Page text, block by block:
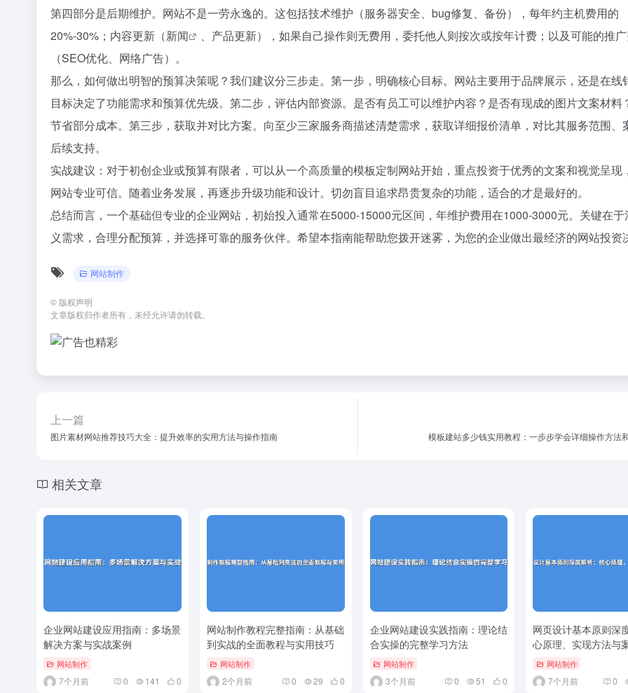
第四部分是后期维护。网站不是一劳永逸的。这包括技术维护（服务器安全、bug修复、备份），每年约主机费用的
20%-30%；内容更新（新闻
、产品更新），如果自己操作则无费用，委托他人则按次或按年计费；以及可能的推
（SEO优化、网络广告）。
那么，如何做出明智的预算决策呢？我们建议分三步走。第一步，明确核心目标。网站主要用于品牌展示，还是在线
目标决定了功能需求和预算优先级。第二步，评估内部资源。是否有员工可以维护内容？是否有现成的图片文案材料
节省部分成本。第三步，获取并对比方案。向至少三家服务商描述清楚需求，获取详细报价清单，对比其服务范围、
后续支持。
实战建议：对于初创企业或预算有限者，可以从一个高质量的模板定制网站开始，重点投资于优秀的文案和视觉呈现
网站专业可信。随着业务发展，再逐步升级功能和设计。切勿盲目追求昂贵复杂的功能，适合的才是最好的。
总结而言，一个基础但专业的企业网站，初始投入通常在5000-15000元区间，年维护费用在1000-3000元。关键在于
义需求，合理分配预算，并选择可靠的服务伙伴。希望本指南能帮助您拨开迷雾，为您的企业做出最经济的网站投资
网站制作
© 版权声明
文章版权归作者所有，未经允许请勿转载。
上一篇
图片素材网站推荐技巧大全：提升效率的实用方法与操作指南 模板建站多少钱实用教程：一步步学会详细操作方法
相关文章
企业网站建设应用指南：多场景
解决方案与实战案例
网站制作
7个月前 0 141 0
网站制作教程完整指南：从基础
到实战的全面教程与实用技巧
网站制作
2个月前 0 29 0
企业网站建设实践指南：理论结
合实操的完整学习方法
网站制作
3个月前 0 51 0
网页设计基本原则深
心原理、实现方法与
网站制作
7个月前 0